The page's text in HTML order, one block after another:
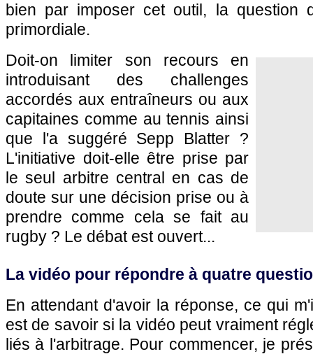
bien par imposer cet outil, la question
primordiale.
Doit-on limiter son recours en
introduisant des challenges
accordés aux entraîneurs ou aux
capitaines comme au tennis ainsi
que l'a suggéré Sepp Blatter ?
L'initiative doit-elle être prise par
le seul arbitre central en cas de
doute sur une décision prise ou à
prendre comme cela se fait au
rugby ? Le débat est ouvert...
La vidéo pour répondre à quatre
En attendant d'avoir la réponse, ce qui
est de savoir si la vidéo peut vraiment
liés à l'arbitrage. Pour commencer, je